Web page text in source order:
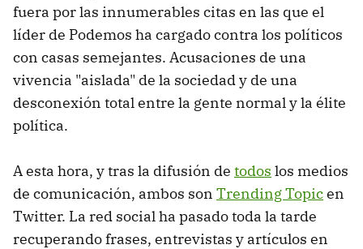
fuera por las innumerables citas en las que el
líder de Podemos ha cargado contra los políticos
con casas semejantes. Acusaciones de una
vivencia "aislada" de la sociedad y de una
desconexión total entre la gente normal y la élite
política.
A esta hora, y tras la difusión de todos los medios
de comunicación, ambos son Trending Topicen
Twitter. La red social ha pasado toda la tarde
recuperando frases, entrevistas y artículos en